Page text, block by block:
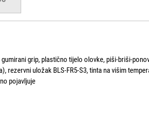
grip, plastično tijelo olovke, piši-briši-
rezervni uložak BLS-FR5-S3, tinta na višim
pojavljuje